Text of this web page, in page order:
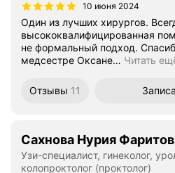
10 июня 2024
Один из лучших хирургов.
высококвалифицированная
не формальный подход.
медсестре Оксане… Читать
Отзывы 11
Сахнова Нурия
Узи-специалист, гинеколог,
колопроктолог (проктолог)